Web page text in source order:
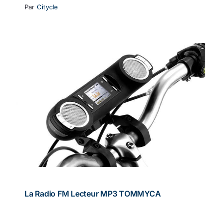
Par Citycle
La Radio FM Lecteur MP3 TOMMYCA